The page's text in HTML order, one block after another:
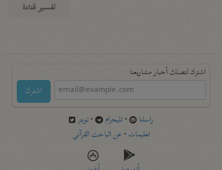
تفسير قتادة
اشترك لتصلك أخبار مشاريعنا
اشترك
راسلنا •تليجرام •تويتر
تعليمات •عن الباحث القرآني